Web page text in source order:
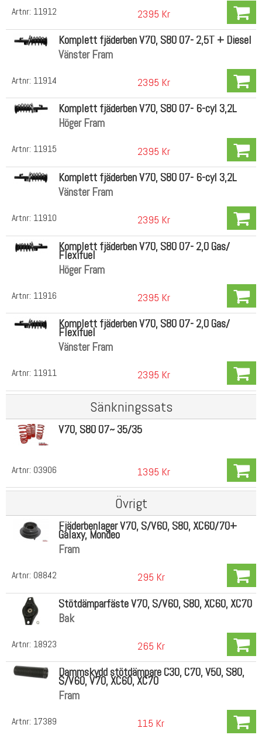
Artnr: 11912 2395 Kr
Artnr: 11914
Komplett fjäderben V70, S80 07- 2,5T + Diesel
Vänster Fram
2395 Kr
Artnr: 11915
Komplett fjäderben V70, S80 07- 6-cyl 3,2L
Höger Fram
2395 Kr
Artnr: 11910
Komplett fjäderben V70, S80 07- 6-cyl 3,2L
Vänster Fram
2395 Kr
Artnr: 11916
Komplett fjäderben V70, S80 07- 2,0 Gas/
Flexifuel
Höger Fram
2395 Kr
Artnr: 11911
Komplett fjäderben V70, S80 07- 2,0 Gas/
Flexifuel
Vänster Fram
2395 Kr
Sänkningssats
Artnr: 03906
V70, S80 07~ 35/35
1395 Kr
Övrigt
Artnr: 08842
Fjäderbenlager V70, S/V60, S80, XC60/70+
Galaxy, Mondeo
Fram
295 Kr
Artnr: 18923
Stötdämparfäste V70, S/V60, S80, XC60, XC70
Bak
265 Kr
Artnr: 17389
Dammskydd stötdämpare C30, C70, V50, S80,
S/V60, V70, XC60, XC70
Fram
115 Kr